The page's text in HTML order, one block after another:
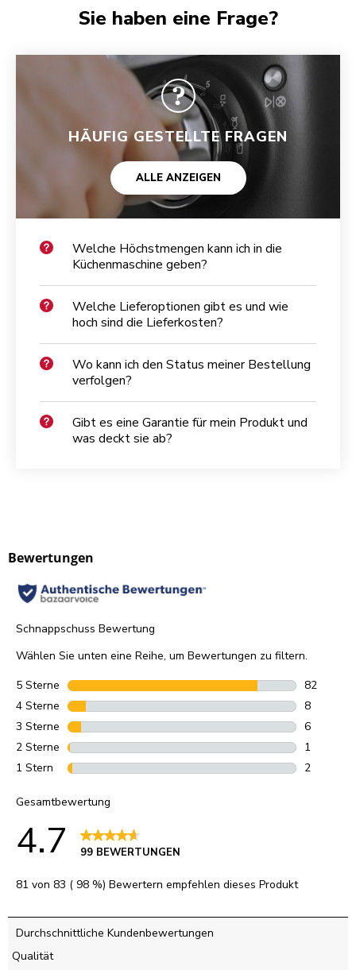
Sie haben eine Frage?
HÄUFIG GESTELLTE FRAGEN
ALLE ANZEIGEN
Welche Höchstmengen kann ich in die
Küchenmaschine geben?
Welche Lieferoptionen gibt es und wie
hoch sind die Lieferkosten?
Wo kann ich den Status meiner Bestellung
verfolgen?
Gibt es eine Garantie für mein Produkt und
was deckt sie ab?